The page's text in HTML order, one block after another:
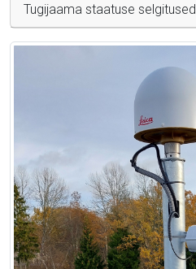
Tugijaama staatuse selgitused